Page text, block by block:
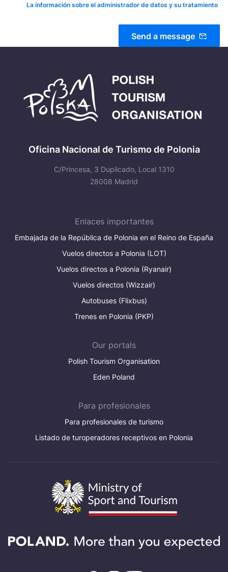
La información sobre el administrador de datos y su tratamiento
Send a message
Oficina Nacional de Turismo de Polonia
C/Princesa, 3 Duplicado, Local 1310
28008 Madrid
Enlaces importantes
Embajada de la República de Polonia en el Reino de España
Vuelos directos a Polonia (LOT)
Vuelos directos a Polonia (Ryanair)
Vuelos directos (Wizzair)
Autobuses (Flixbus)
Trenes en Polonia (PKP)
Our portals
Polish Tourism Organisation
Eden Poland
Para profesionales
Para profesionales de turismo
Listado de turoperadores receptivos en Polonia